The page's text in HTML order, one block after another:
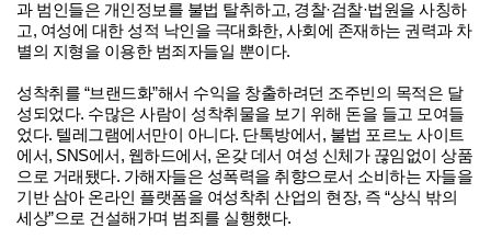
과 범인들은 개인정보를 불법 탈취하고, 경찰·검찰·법원을 사칭하
고, 여성에 대한 성적 낙인을 극대화한, 사회에 존재하는 권력과 차
별의 지형을 이용한 범죄자들일 뿐이다.
성착취를 “브랜드화”해서 수익을 창출하려던 조주빈의 목적은 달
성되었다. 수많은 사람이 성착취물을 보기 위해 돈을 들고 모여들
었다. 텔레그램에서만이 아니다. 단톡방에서, 불법 포르노 사이트
에서, SNS에서, 웹하드에서, 온갖 데서 여성 신체가 끊임없이 상품
으로 거래됐다. 가해자들은 성폭력을 취향으로서 소비하는 자들을
기반 삼아 온라인 플랫폼을 여성착취 산업의 현장, 즉 “상식 밖의
세상”으로 건설해가며 범죄를 실행했다.